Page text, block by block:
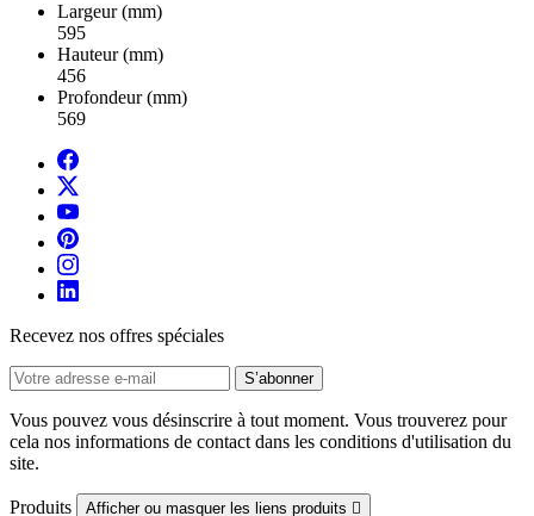
Largeur (mm)
595
Hauteur (mm)
456
Profondeur (mm)
569
Recevez nos offres spéciales
Vous pouvez vous désinscrire à tout moment. Vous trouverez pour
cela nos informations de contact dans les conditions d'utilisation du
site.
Produits Afficher ou masquer les liens produits 